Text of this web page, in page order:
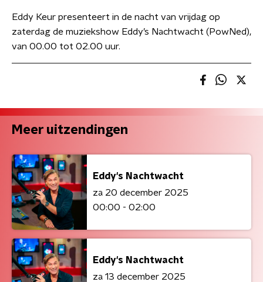
Eddy Keur presenteert in de nacht van vrijdag op
zaterdag de muziekshow Eddy’s Nachtwacht (PowNed),
van 00.00 tot 02.00 uur.
Meer uitzendingen
Eddy's Nachtwacht
za 20 december 2025
00:00 - 02:00
Eddy's Nachtwacht
za 13 december 2025